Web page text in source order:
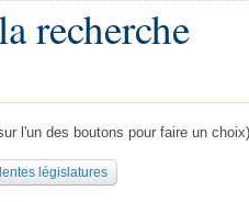
recherche
l'un des boutons pour faire un choix)
législatures